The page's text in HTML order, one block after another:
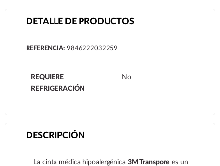
DETALLE DE PRODUCTOS
REFERENCIA: 9846222032259
REQUIERE
REFRIGERACIÓN
No
DESCRIPCIÓN
La cinta médica hipoalergénica3M Transpore es un